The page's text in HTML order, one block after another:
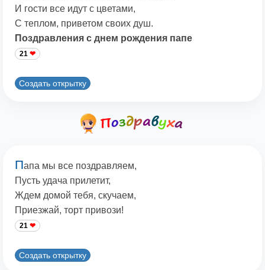
И гости все идут с цветами,
С теплом, приветом своих душ.
Поздравления с днем рождения папе
21
Создать открытку
Папа мы все поздравляем,
Пусть удача прилетит,
Ждем домой тебя, скучаем,
Приезжай, торт привози!
21
Создать открытку